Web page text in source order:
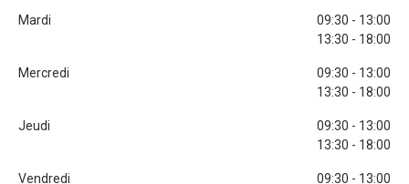
Seen
Dailies
Toutes
Aide et
Quelles
Mardi
09:30 - 13:00
13:30 - 18:00
Mercredi
09:30 - 13:00
13:30 - 18:00
Jeudi
09:30 - 13:00
13:30 - 18:00
Vendredi
09:30 - 13:00